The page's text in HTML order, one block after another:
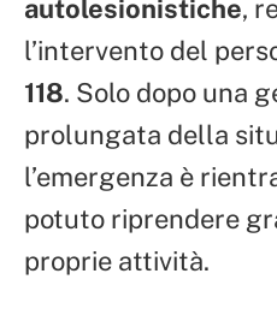
autolesionistiche,
l’intervento del
118. Solo dopo una
prolungata della
l’emergenza è
potuto riprendere
proprie attività.